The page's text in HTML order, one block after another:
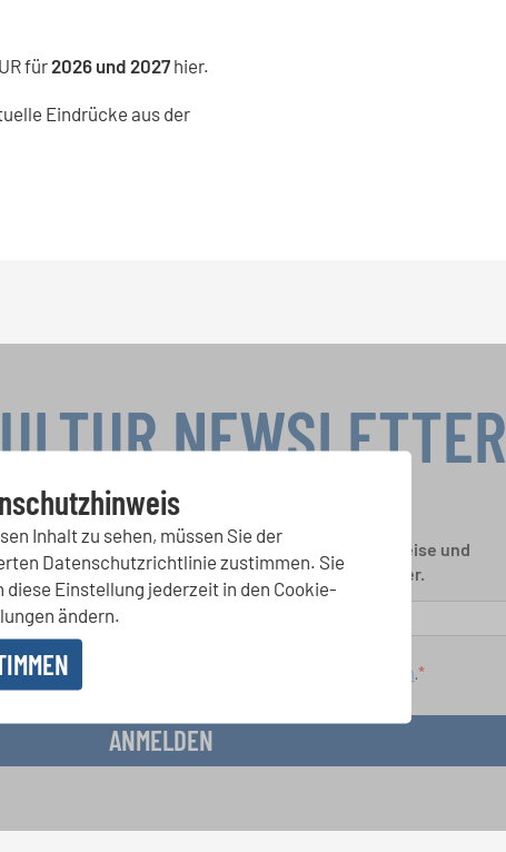
für2026 und 2027 hier.
Eindrücke aus der
Inhalt zu sehen, müssen Sie der
Datenschutzrichtlinie zustimmen. Sie
diese Einstellung jederzeit in den Cookie-
ändern.
NEWSLETTER
Mitsingprojekte: Besondere Veranstaltungshinweise und
Sie im kostenlosen INTERKULTUR-Newsletter.
einverstanden und akzeptiere die Datenschutzbestimmungen.
ANMELDEN